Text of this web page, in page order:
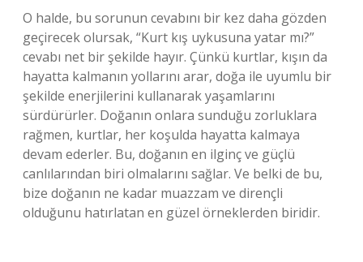
O halde, bu sorunun cevabını bir kez daha gözden
geçirecek olursak, “Kurt kış uykusuna yatar mı?”
cevabı net bir şekilde hayır. Çünkü kurtlar, kışın da
hayatta kalmanın yollarını arar, doğa ile uyumlu bir
şekilde enerjilerini kullanarak yaşamlarını
sürdürürler. Doğanın onlara sunduğu zorluklara
rağmen, kurtlar, her koşulda hayatta kalmaya
devam ederler. Bu, doğanın en ilginç ve güçlü
canlılarından biri olmalarını sağlar. Ve belki de bu,
bize doğanın ne kadar muazzam ve dirençli
olduğunu hatırlatan en güzel örneklerden biridir.